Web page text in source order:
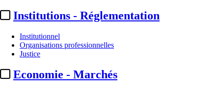
Institutions - Réglementation
Institutionnel
Organisations professionnelles
Justice
Economie - Marchés